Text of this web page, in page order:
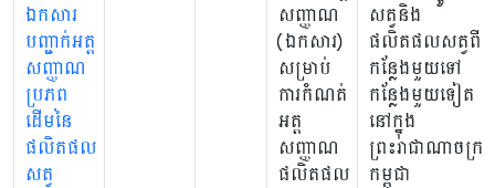
ឯកសារ
បញ្ជាក់អត្ត
សញ្ញាណ
ប្រភព
ដើមនៃ
ផលិតផល
សត្វ
សញ្ញាណ
(ឯកសារ)
សម្រាប់
ការកំណត់
អត្ត
សញ្ញាណ
ផលិតផល
សត្វនិង
ផលិតផលសត្វពី
កន្លែងមួយទៅ
កន្លែងមួយទៀត
នៅក្នុង
ព្រះរាជាណាចក្រ
កម្ពុជា